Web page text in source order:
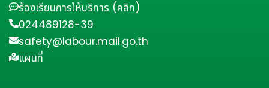
ร้องเรียนการให้บริการ (คลิก)
024489128-39
safety@labour.mail.go.th
แผนที่